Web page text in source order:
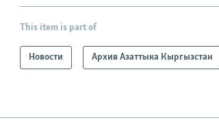
This item is part of
Новости Архив Азаттыка Кыргызстан